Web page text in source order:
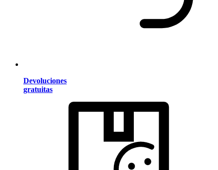
Devoluciones
gratuitas